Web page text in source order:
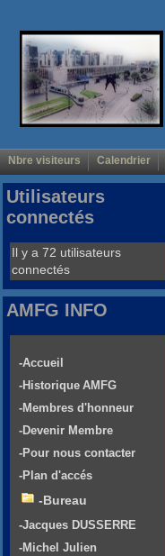
Nbre visiteurs Calendrier
Utilisateurs
connectés
Il y a 72 utilisateurs
connectés
AMFG INFO
-Accueil
-Historique AMFG
-Membres d'honneur
-Devenir Membre
-Pour nous contacter
-Plan d'accés
-Bureau
-Jacques DUSSERRE
-Michel Julien